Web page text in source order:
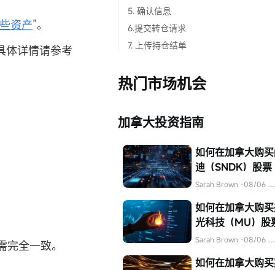
资产”。
体详情请参考
全一致。
5. 确认信息
6.提交转仓请求
7. 上传持仓结单
热门市场机会
加拿大投资指南
如何在加拿大购
迪（SNDK）股票
Sarah Brown ·08/06 04:32
如何在加拿大购
光科技（MU）股
Sarah Brown ·08/06 04:32
如何在加拿大购